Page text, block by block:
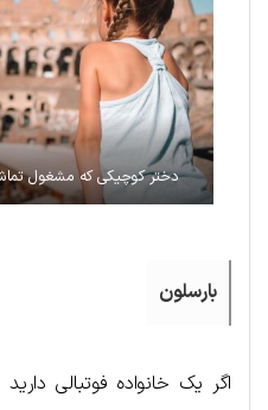
دختر کوچیکی که مشغول
بارسلون
اگر یک خانواده فوتبالی